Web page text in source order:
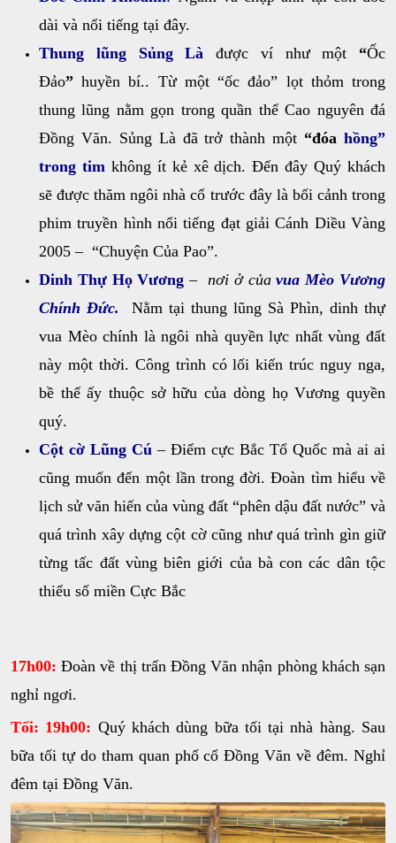
dài và nổi tiếng tại đây.
Thung lũng Sủng Là được ví như một “Ốc
Đảo” huyền bí.. Từ một “ốc đảo” lọt thỏm trong
thung lũng nằm gọn trong quần thể Cao nguyên đá
Đồng Văn. Sủng Là đã trở thành một “đóahồng”
trong tim không ít kẻ xê dịch. Đến đây Quý khách
sẽ được thăm ngôi nhà cổ trước đây là bối cảnh trong
phim truyền hình nổi tiếng đạt giải Cánh Diều Vàng
2005 – “Chuyện Của Pao”.
Dinh Thự Họ Vương – nơi ở của vua Mèo Vương
Chính Đức.
Nằm tại thung lũng Sà Phìn, dinh thự
vua Mèo chính là ngôi nhà quyền lực nhất vùng đất
này một thời. Công trình có lối kiến trúc nguy nga,
bề thế ấy thuộc sở hữu của dòng họ Vương quyền
quý.
Cột cờ Lũng Cú – Điểm cực Bắc Tổ Quốc mà ai ai
cũng muốn đến một lần trong đời. Đoàn tìm hiểu về
lịch sử văn hiến của vùng đất “phên dậu đất nước” và
quá trình xây dựng cột cờ cũng như quá trình gìn giữ
từng tấc đất vùng biên giới của bà con các dân tộc
thiểu số miền Cực Bắc
17h00: Đoàn về thị trấn Đồng Văn nhận phòng khách sạn
nghỉ ngơi.
Tối: 19h00: Quý khách dùng bữa tối tại nhà hàng. Sau
bữa tối tự do tham quan phố cổ Đồng Văn về đêm. Nghỉ
đêm tại Đồng Văn.